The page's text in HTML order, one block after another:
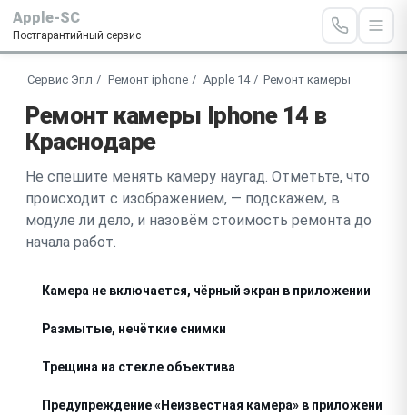
Apple-SC
Постгарантийный сервис
Сервис Эпл Ремонт iphone Apple 14 Ремонт камеры
Ремонт камеры Iphone 14 в
Краснодаре
Не спешите менять камеру наугад. Отметьте, что
происходит с изображением, — подскажем, в
модуле ли дело, и назовём стоимость ремонта до
начала работ.
Камера не включается, чёрный экран в приложении
Размытые, нечёткие снимки
Трещина на стекле объектива
Предупреждение «Неизвестная камера» в приложении